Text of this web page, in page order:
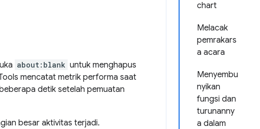
chart
Melacak
pemrakars
a acara
Menyembu
nyikan
fungsi dan
turunanny
a dalam
about:blank untuk menghapus
mencatat metrik performa saat
detik setelah pemuatan
besar aktivitas terjadi.